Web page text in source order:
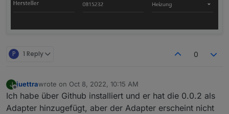
P 1 Reply 0
J
Offline
juettrawrote on Oct 8, 2022, 10:15 AM
last edited by
Ich habe über Github installiert und er hat die 0.0.2 als
Adapter hinzugefügt, aber der Adapter erscheint nicht